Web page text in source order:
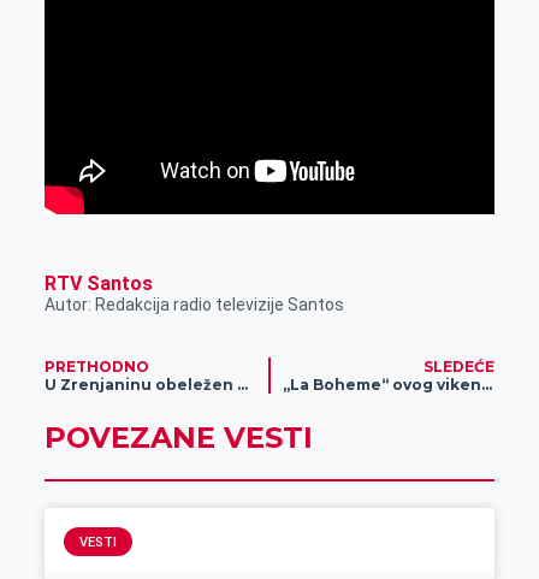
RTV Santos
Autor: Redakcija radio televizije Santos
PRETHODNO
U Zrenjaninu obeležen Dan vojnih veterana
SLEDEĆE
„La Boheme“ ovog vikenda u NP Toša Jovanović
POVEZANE VESTI
VESTI